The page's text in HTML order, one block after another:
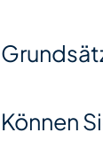
Können